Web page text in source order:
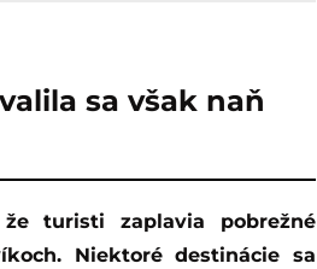
sa však naň
Niektoré destinácie sa